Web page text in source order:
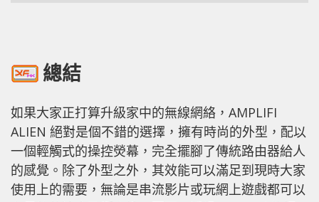
總結
如果大家正打算升級家中的無線網絡，AMPLIFI
ALIEN 絕對是個不錯的選擇，擁有時尚的外型，配以
一個輕觸式的操控熒幕，完全擺腳了傳統路由器給人
的感覺。除了外型之外，其效能可以滿足到現時大家
使用上的需要，無論是串流影片或玩網上遊戲都可以